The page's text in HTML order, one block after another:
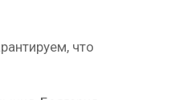
что